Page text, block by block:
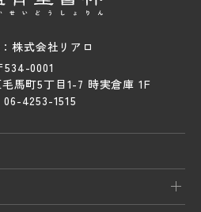
株式会社リアロ
534-0001
馬町5丁目1-7 時実倉庫 1F
4253-1515